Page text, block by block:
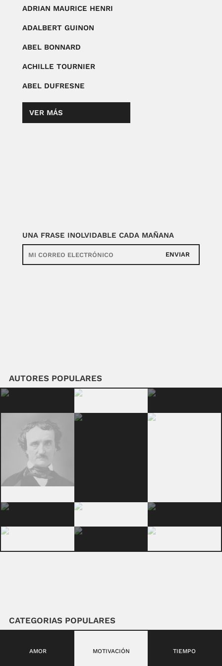
ADRIAN MAURICE HENRI
ADALBERT GUINON
ABEL BONNARD
ACHILLE TOURNIER
ABEL DUFRESNE
VER MÁS
UNA FRASE INOLVIDABLE CADA MAÑANA
ENVIAR
AUTORES POPULARES
CATEGORIAS POPULARES
AMOR MOTIVACIÓN TIEMPO